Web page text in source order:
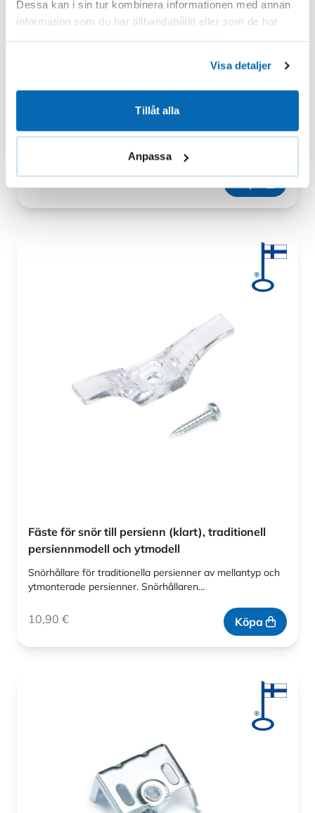
Dessa kan i sin tur kombinera informationen med annan
information som du har tillhandahållit eller som de har
Visa detaljer
Tillåt alla
Anpassa
Kuggkedja och fast kuggkedjehållare till SOLAR
handy TOP-persienn
Kulkedja och kulkedjehållare till SOLAR handy TOP-
11,50€
Fäste för snör till persienn (klart), traditionell
persiennmodell och ytmodell
Snörhållare för traditionella persienner av mellantyp och
ytmonterade persienner. Snörhållaren…
10,90 € Köpa